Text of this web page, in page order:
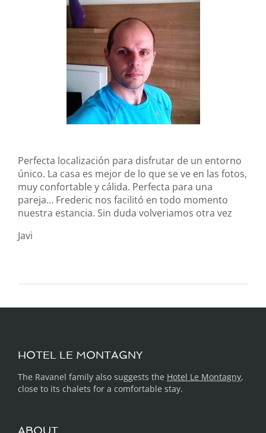
Perfecta localización para disfrutar de un entorno
único. La casa es mejor de lo que se ve en las fotos,
muy confortable y cálida. Perfecta para una
pareja… Frederic nos facilitó en todo momento
nuestra estancia. Sin duda volveriamos otra vez
Javi
HOTEL LE MONTAGNY
The Ravanel family also suggests the Hotel Le Montagny,
close to its chalets for a comfortable stay.
ABOUT